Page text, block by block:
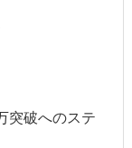
破へのステ